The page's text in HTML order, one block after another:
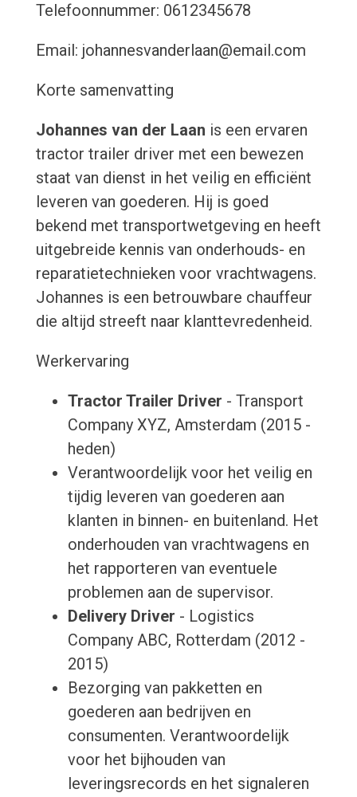
Telefoonnummer: 0612345678
Email: johannesvanderlaan@email.com
Korte samenvatting
Johannes van der Laan is een ervaren
tractor trailer driver met een bewezen
staat van dienst in het veilig en efficiënt
leveren van goederen. Hij is goed
bekend met transportwetgeving en heeft
uitgebreide kennis van onderhouds- en
reparatietechnieken voor vrachtwagens.
Johannes is een betrouwbare chauffeur
die altijd streeft naar klanttevredenheid.
Werkervaring
Tractor Trailer Driver - Transport
Company XYZ, Amsterdam (2015 -
heden)
Verantwoordelijk voor het veilig en
tijdig leveren van goederen aan
klanten in binnen- en buitenland. Het
onderhouden van vrachtwagens en
het rapporteren van eventuele
problemen aan de supervisor.
Delivery Driver - Logistics
Company ABC, Rotterdam (2012 -
2015)
Bezorging van pakketten en
goederen aan bedrijven en
consumenten. Verantwoordelijk
voor het bijhouden van
leveringsrecords en het signaleren